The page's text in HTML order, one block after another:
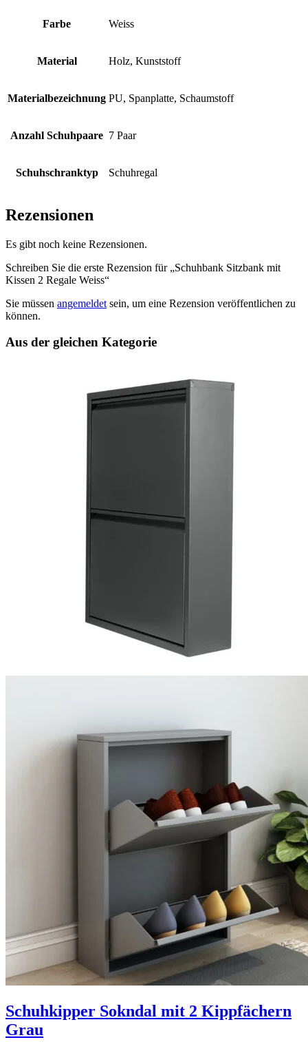
Farbe Weiss
Material Holz, Kunststoff
Materialbezeichnung PU, Spanplatte, Schaumstoff
Anzahl Schuhpaare 7 Paar
Schuhschranktyp Schuhregal
Rezensionen
Es gibt noch keine Rezensionen.
Schreiben Sie die erste Rezension für „Schuhbank Sitzbank mit
Kissen 2 Regale Weiss“
Sie müssen angemeldet sein, um eine Rezension veröffentlichen zu
können.
Aus der gleichen Kategorie
Schuhkipper Sokndal mit 2 Kippfächern
Grau